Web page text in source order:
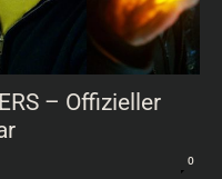
– Offizieller
0